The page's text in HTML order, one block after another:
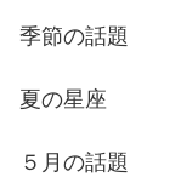
季節の話題
夏の星座
５月の話題